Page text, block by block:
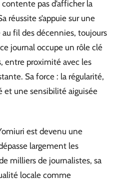
contente pas d’afficher la
réussite s’appuie sur une
fil des décennies, toujours
journal occupe un rôle clé
entre proximité avec les
Sa force : la régularité,
et une sensibilité aiguisée
est devenu une
largement les
milliers de journalistes, sa
locale comme